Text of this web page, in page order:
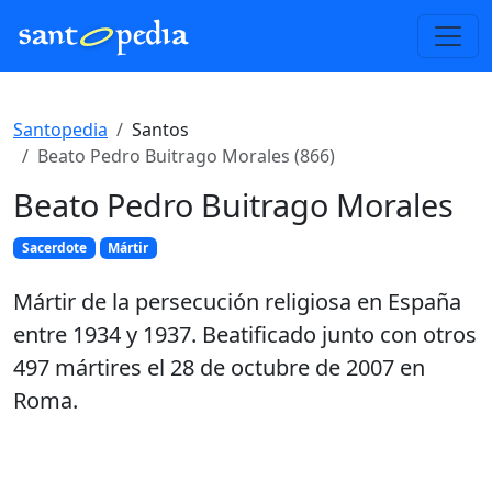
Santopedia
Santos
Beato Pedro Buitrago Morales (866)
Beato Pedro Buitrago Morales
Sacerdote Mártir
Mártir de la persecución religiosa en España
entre 1934 y 1937. Beatificado junto con otros
497 mártires el 28 de octubre de 2007 en
Roma.